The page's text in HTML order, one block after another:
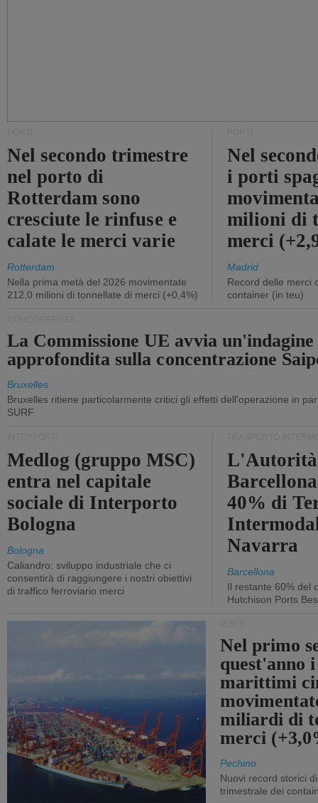
Nel secondo trimestre
nel porto di
Rotterdam sono
cresciute le rinfuse e
calate le merci varie
Rotterdam
Nella prima metà del 2026 movimentate
212,0 milioni di tonnellate di merci (+0,4%)
Nel
i porti
milioni di
merci
Madrid
Record delle merci
container (in teu)
La Commissione UE avvia un'indagine
approfondita sulla concentrazione
Bruxelles
Bruxelles ritiene particolarmente critici gli effetti dell'operazione in
SURF
Medlog (gruppo MSC)
entra nel capitale
sociale di Interporto
Bologna
Bologna
Caliandro: sviluppo industriale che ci
consentirà di raggiungere i nostri obiettivi
di traffico ferroviario merci
40% di
Navarra
Barcellona
Il restante 60% del
Hutchison Ports
Nel primo
quest'anno
marittimi
miliardi di
merci
Pechino
Nuovi record storici
trimestrale dei